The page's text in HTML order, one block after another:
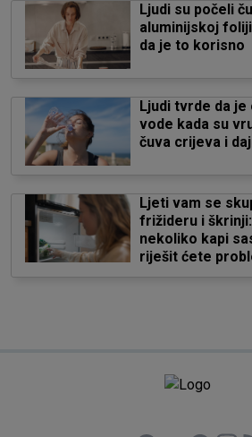
Ljudi su počeli
aluminijskoj
da je to korisno
Ljudi tvrde da je
vode kada su
čuva crijeva i
Ljeti vam se
frižideru i
nekoliko kapi
riješit ćete